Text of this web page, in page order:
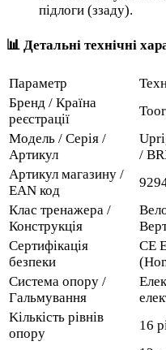
підлоги (ззаду).
📊 Детальні технічні
Параметр
Бренд / Країна
реєстрації
Модель / Серія /
Артикул
/
Артикул магазину /
EAN код
Клас тренажера /
Конструкція
Сертифікація
безпеки
CE
Система опору /
Гальмування
Kількість рівнів
опору
16